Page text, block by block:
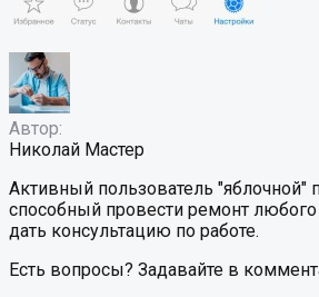
Автор:
Николай Мастер
Активный пользователь "яблочной"
способный провести ремонт
дать консультацию по работе.
Есть вопросы? Задавайте в